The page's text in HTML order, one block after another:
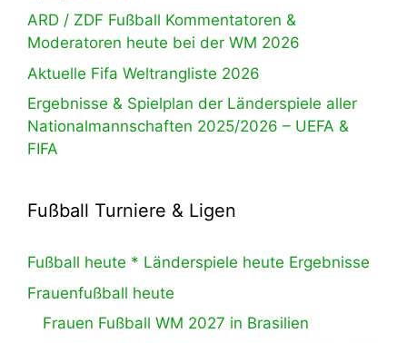
ARD / ZDF Fußball Kommentatoren &
Moderatoren heute bei der WM 2026
Aktuelle Fifa Weltrangliste 2026
Ergebnisse & Spielplan der Länderspiele aller
Nationalmannschaften 2025/2026 – UEFA &
FIFA
Fußball Turniere & Ligen
Fußball heute * Länderspiele heute Ergebnisse
Frauenfußball heute
Frauen Fußball WM 2027 in Brasilien